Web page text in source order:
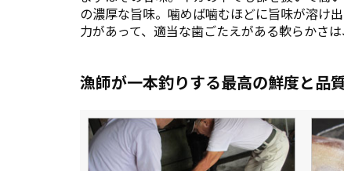
の濃厚な旨味。噛めば噛むほどに旨味が溶け
力があって、適当な歯ごたえがある軟らかさは
漁師が一本釣りする最高の鮮度と品